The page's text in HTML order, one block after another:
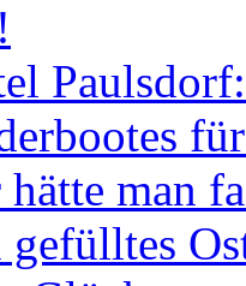
man
gefülltes